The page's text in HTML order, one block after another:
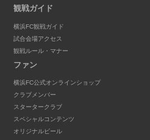
観戦ガイド
横浜FC観戦ガイド
試合会場アクセス
観戦ルール・マナー
ファン
横浜FC公式オンラインショップ
クラブメンバー
スタータークラブ
スペシャルコンテンツ
オリジナルビール